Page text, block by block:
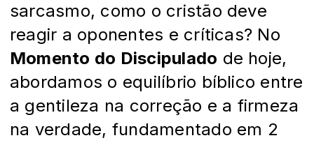
sarcasmo, como o cristão deve
reagir a oponentes e críticas? No
Momento do Discipulado de hoje,
abordamos o equilíbrio bíblico entre
a gentileza na correção e a firmeza
na verdade, fundamentado em 2